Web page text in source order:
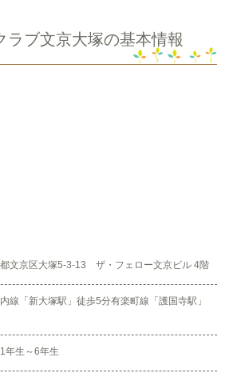
ラブ文京大塚の基本情報
文京区大塚5-3-13 ザ・フェロー文京ビル 4階
線「新大塚駅」徒歩5分有楽町線「護国寺駅」
年生～6年生